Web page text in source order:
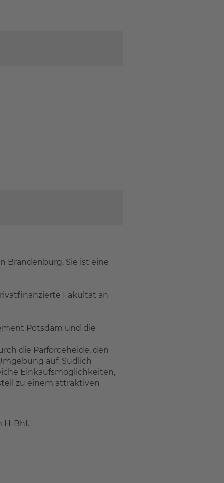
Brandenburg. Sie ist eine
Fakultät an
Potsdam und die
die Parforceheide, den
auf. Südlich
Einkaufsmöglichkeiten,
zu einem attraktiven
H-Bhf.